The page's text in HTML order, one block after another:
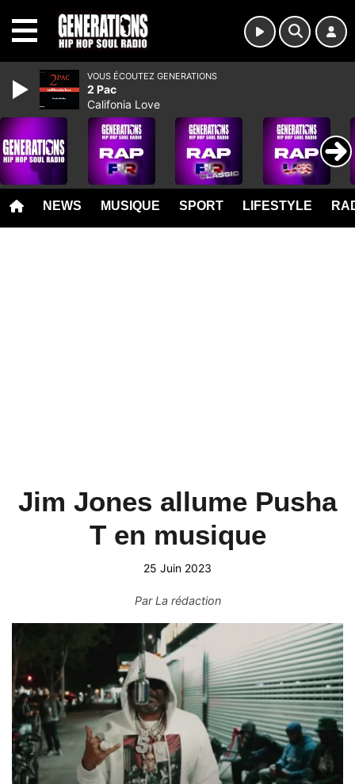
NEWS MUSIQUE SPORT LIFESTYLE
Jim Jones allume Pusha
T en musique
25 Juin 2023
ParLa rédaction
VOUS ÉCOUTEZ GENERATIONS
2 Pac
Califonia Love